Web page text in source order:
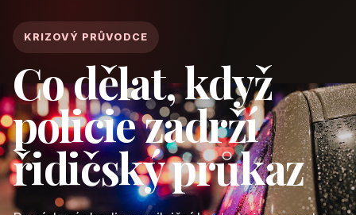
KRIZOVÝ PRŮVODCE
Co dělat, když
policie zadrží
řidičský průkaz